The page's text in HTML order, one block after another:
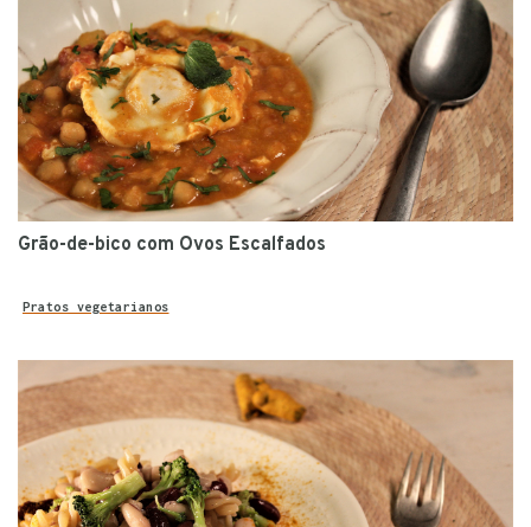
Grão-de-bico com Ovos Escalfados
Pratos vegetarianos